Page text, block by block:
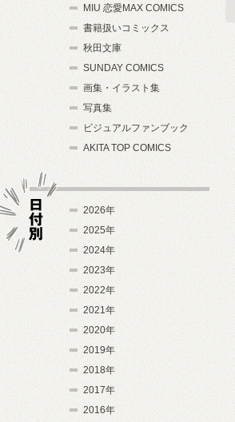
MIU 恋愛MAX COMICS
書籍扱いコミックス
秋田文庫
SUNDAY COMICS
画集・イラスト集
写真集
ビジュアルファンブック
AKITA TOP COMICS
2026年
2025年
2024年
2023年
2022年
2021年
2020年
2019年
2018年
2017年
2016年